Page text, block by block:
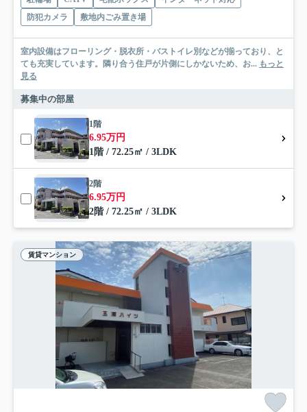
防犯カメラ
敷地内ごみ置き場
室内設備はフローリング・脱衣所・バストイレ別などが揃っており、と
ても充実しています。隣り合う住戸が片側にしかないため、お... もっと
見る
募集中の部屋
1階
6.95万円
1階 / 72.25㎡ / 3LDK
2階
6.95万円
2階 / 72.25㎡ / 3LDK
賃貸マンション